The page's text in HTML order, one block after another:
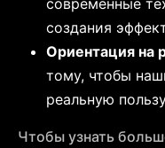
современные
создания
Ориентация на
тому, чтобы
реальную
Чтобы узнать